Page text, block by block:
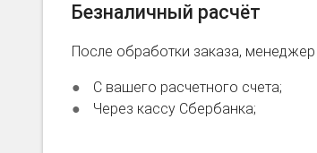
Безналичный расчёт
После обработки заказа, менеджер
С вашего расчетного счета;
Через кассу Сбербанка;